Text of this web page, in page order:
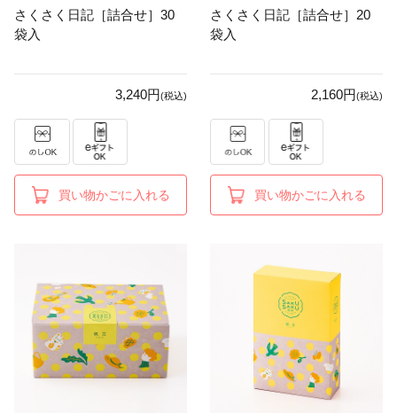
さくさく日記［詰合せ］30
袋入
3,240円(税込)
買い物かごに入れる
さくさく日記［詰合せ］20
袋入
2,160円(税込)
買い物かごに入れる